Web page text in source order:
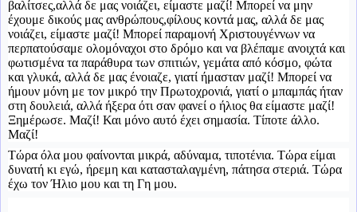
βαλίτσες,αλλά δε μας νοιάζει, είμαστε μαζί! Μπορεί να μην
έχουμε δικούς μας ανθρώπους,φίλους κοντά μας, αλλά δε μας
νοιάζει, είμαστε μαζί! Μπορεί παραμονή Χριστουγέννων να
περπατούσαμε ολομόναχοι στο δρόμο και να βλέπαμε ανοιχτά και
φωτισμένα τα παράθυρα των σπιτιών, γεμάτα από κόσμο, φώτα
και γλυκά, αλλά δε μας ένοιαζε, γιατί ήμασταν μαζί! Μπορεί να
ήμουν μόνη με τον μικρό την Πρωτοχρονιά, γιατί ο μπαμπάς ήταν
στη δουλειά, αλλά ήξερα ότι σαν φανεί ο ήλιος θα είμαστε μαζί!
Ξημέρωσε. Μαζί! Και μόνο αυτό έχει σημασία. Τίποτε άλλο.
Μαζί!
Τώρα όλα μου φαίνονται μικρά, αδύναμα, τιποτένια. Τώρα είμαι
δυνατή κι εγώ, ήρεμη και κατασταλαγμένη, πάτησα στεριά. Τώρα
έχω τον Ήλιο μου και τη Γη μου.